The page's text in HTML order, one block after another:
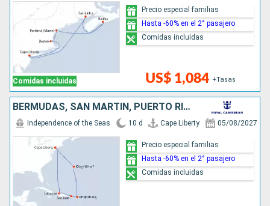
Comidas incluidas US$ 1,084 +Tasas
Precio especial familias
Hasta -60% en el 2° pasajero
Comidas incluidas
BERMUDAS, SAN MARTÍN, PUERTO RICO, HAITI, ESTADOS UNIDOS
Independence of the Seas 10 d Cape Liberty 05/08/2027
Precio especial familias
Hasta -60% en el 2° pasajero
Comidas incluidas